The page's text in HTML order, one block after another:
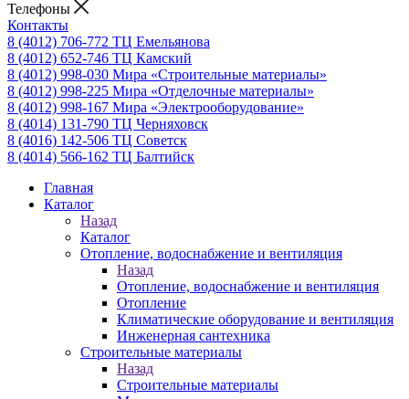
Телефоны
Контакты
8 (4012) 706-772 ТЦ Емельянова
8 (4012) 652-746 ТЦ Камский
8 (4012) 998-030 Мира «Строительные материалы»
8 (4012) 998-225 Мира «Отделочные материалы»
8 (4012) 998-167 Мира «Электрооборудование»
8 (4014) 131-790 ТЦ Черняховск
8 (4016) 142-506 ТЦ Советск
8 (4014) 566-162 ТЦ Балтийск
Главная
Каталог
Назад
Каталог
Отопление, водоснабжение и вентиляция
Назад
Отопление, водоснабжение и вентиляция
Отопление
Климатические оборудование и вентиляция
Инженерная сантехника
Строительные материалы
Назад
Строительные материалы